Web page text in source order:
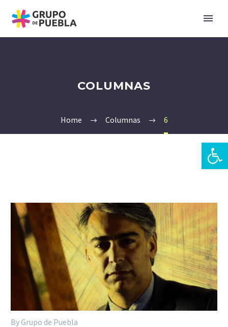
COLUMNAS
Home Columnas 6
By Grupo de Puebla